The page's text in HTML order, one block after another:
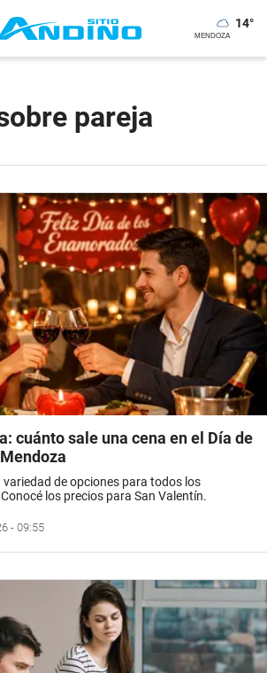
14°
pareja
cuánto sale una cena en el Día de
variedad de opciones para todos los
los precios para San Valentín.
- 09:55